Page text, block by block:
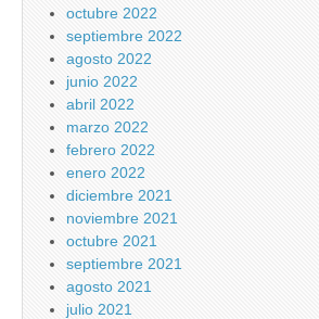
octubre 2022
septiembre 2022
agosto 2022
junio 2022
abril 2022
marzo 2022
febrero 2022
enero 2022
diciembre 2021
noviembre 2021
octubre 2021
septiembre 2021
agosto 2021
julio 2021